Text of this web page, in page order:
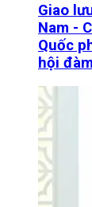
Giao
Nam -
Quốc
hội đàm